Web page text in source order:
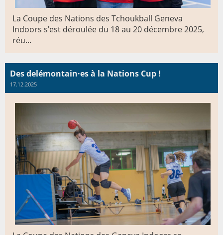
La Coupe des Nations des Tchoukball Geneva
Indoors s’est déroulée du 18 au 20 décembre 2025,
réu...
Des delémontain·es à la Nations Cup !
17.12.2025